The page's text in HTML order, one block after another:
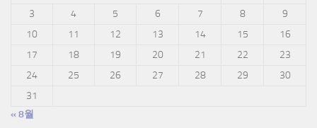
3
4 5 6 7 8
9
10
11 12 13 14 15
16
17
18 19 20 21 22
23
24
25 26 27 28 29
30
31
« 8월